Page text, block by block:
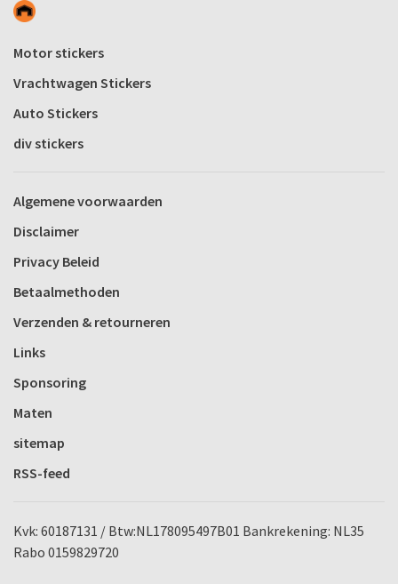
Motor stickers
Vrachtwagen Stickers
Auto Stickers
div stickers
Algemene voorwaarden
Disclaimer
Privacy Beleid
Betaalmethoden
Verzenden & retourneren
Links
Sponsoring
Maten
sitemap
RSS-feed
Kvk: 60187131 / Btw:NL178095497B01 Bankrekening: NL35
Rabo 0159829720